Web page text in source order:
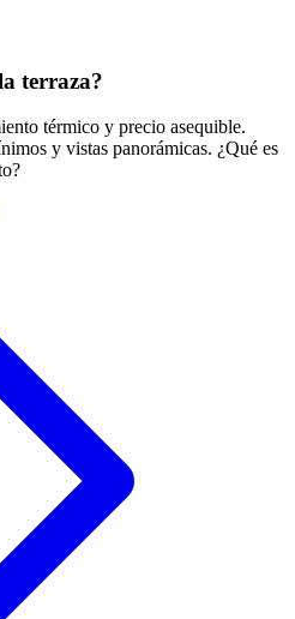
terraza?
térmico y precio asequible.
y vistas panorámicas. ¿Qué es